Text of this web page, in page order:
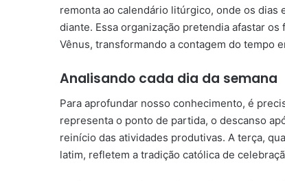
remonta ao calendário litúrgico, onde os dias
diante. Essa organização pretendia afastar
Vênus, transformando a contagem do tempo
Analisando cada dia da semana
Para aprofundar nosso conhecimento, é
representa o ponto de partida, o descanso
reinício das atividades produtivas. A terça,
latim, refletem a tradição católica de